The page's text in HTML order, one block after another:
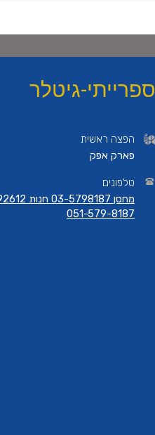
ספרייתי-גיטלר
הפצה ראשית
פארק אפק
טלפונים
מחסן 03-5798187 חנות 03-5792612
051-579-8187